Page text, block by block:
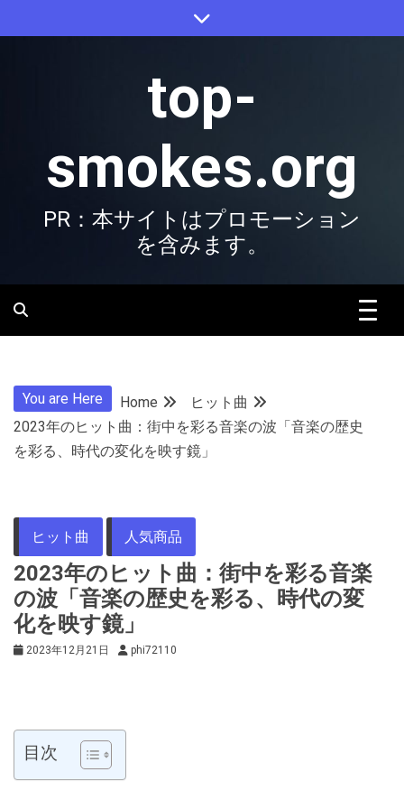
to
top-
smokes.org
PR：本サイトはプロモーション
を含みます。
You are Here Home
ヒット曲
2023年のヒット曲：街中を彩る音楽の波「音楽の歴史
を彩る、時代の変化を映す鏡」
ヒット曲 人気商品
2023年のヒット曲：街中を彩る音楽
の波「音楽の歴史を彩る、時代の変
化を映す鏡」
2023年12月21日 phi72110
目次